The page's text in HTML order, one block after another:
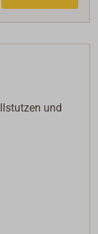
und